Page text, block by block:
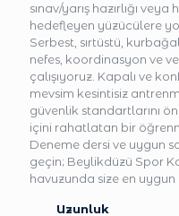
sınav/yarış hazırlığı veya
hedefleyen yüzücülere
Serbest, sırtüstü,
nefes, koordinasyon ve
çalışıyoruz. Kapalı ve
mevsim kesintisiz
güvenlik standartlarını
içini rahatlatan bir
Deneme dersi ve uygun
geçin; Beylikdüzü Spor
havuzunda size en
Uzunluk